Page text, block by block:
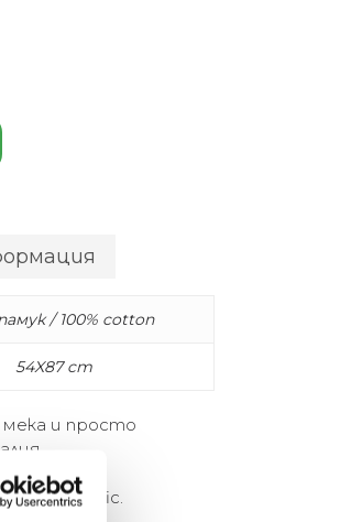
/ 100% cotton
54X87 cm
мека и просто
simply terrific.